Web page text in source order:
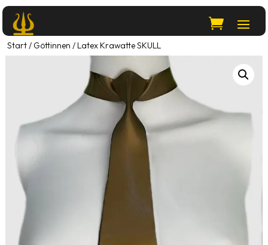
Start/ Göttinnen / Latex Krawatte SKULL